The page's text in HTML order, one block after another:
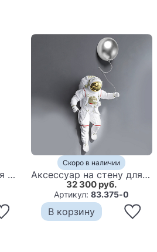
Настольная лампа для детской Большой Космонавт с луной
Скоро в наличии
Аксессуар на стену для интерьера Космонавт
32 300 руб.
Артикул:83.375-0
В корзину